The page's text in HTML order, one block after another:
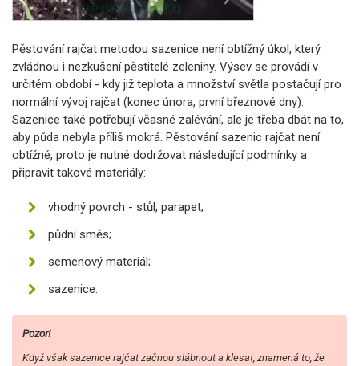
Pěstování rajčat metodou sazenice není obtížný úkol, který
zvládnou i nezkušení pěstitelé zeleniny. Výsev se provádí v
určitém období - kdy již teplota a množství světla postačují pro
normální vývoj rajčat (konec února, první březnové dny).
Sazenice také potřebují včasné zalévání, ale je třeba dbát na to,
aby půda nebyla příliš mokrá. Pěstování sazenic rajčat není
obtížné, proto je nutné dodržovat následující podmínky a
připravit takové materiály:
vhodný povrch - stůl, parapet;
půdní směs;
semenový materiál;
sazenice.
Pozor!
Když však sazenice rajčat začnou slábnout a klesat, znamená to, že